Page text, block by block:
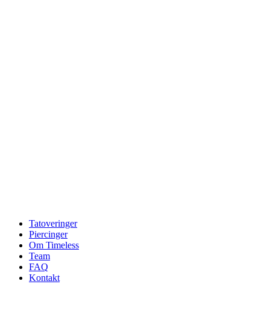
Tatoveringer
Piercinger
Om Timeless
Team
FAQ
Kontakt